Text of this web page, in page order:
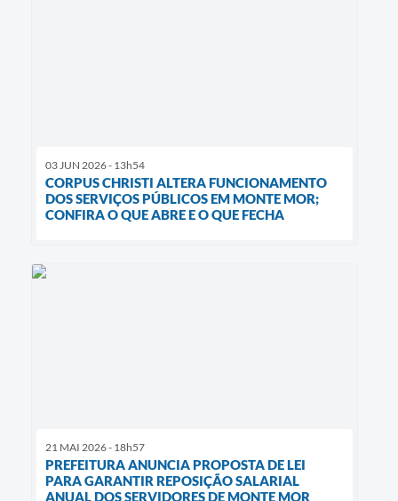
03 JUN 2026 - 13h54
CORPUS CHRISTI ALTERA FUNCIONAMENTO
DOS SERVIÇOS PÚBLICOS EM MONTE MOR;
CONFIRA O QUE ABRE E O QUE FECHA
21 MAI 2026 - 18h57
PREFEITURA ANUNCIA PROPOSTA DE LEI
PARA GARANTIR REPOSIÇÃO SALARIAL
ANUAL DOS SERVIDORES DE MONTE MOR